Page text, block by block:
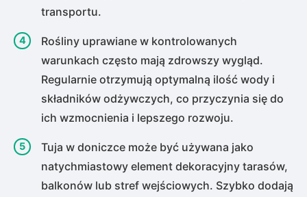
transportu.
Rośliny uprawiane w kontrolowanych
warunkach często mają zdrowszy wygląd.
Regularnie otrzymują optymalną ilość wody i
składników odżywczych, co przyczynia się do
ich wzmocnienia i lepszego rozwoju.
Tuja w doniczce może być używana jako
natychmiastowy element dekoracyjny tarasów,
balkonów lub stref wejściowych. Szybko dodają